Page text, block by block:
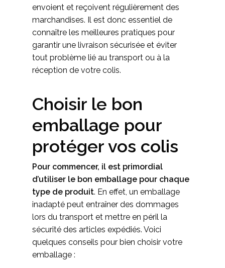
envoient et reçoivent régulièrement des
marchandises. Il est donc essentiel de
connaître les meilleures pratiques pour
garantir une livraison sécurisée et éviter
tout problème lié au transport ou à la
réception de votre colis.
Choisir le bon
emballage pour
protéger vos colis
Pour commencer, il est primordial
d’utiliser le bon emballage pour chaque
type de produit. En effet, un emballage
inadapté peut entraîner des dommages
lors du transport et mettre en péril la
sécurité des articles expédiés. Voici
quelques conseils pour bien choisir votre
emballage :